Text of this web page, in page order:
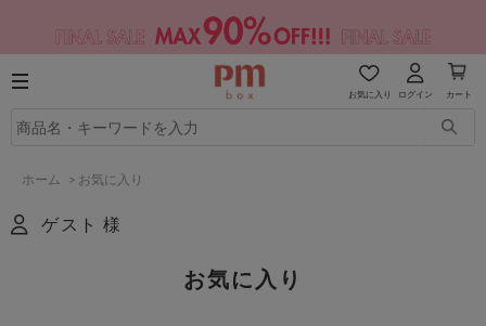
お気に入り ログイン カート
ホーム > お気に入り
ゲスト 様
お気に入り